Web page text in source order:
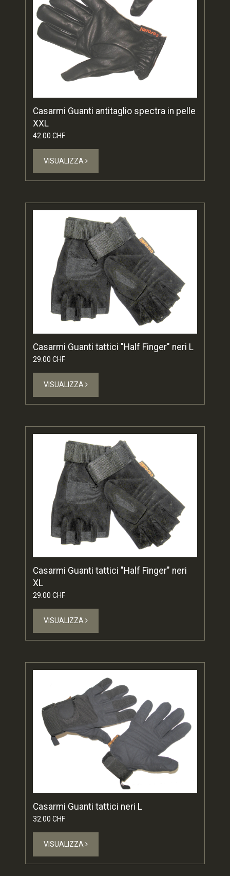
Casarmi Guanti antitaglio spectra in pelle
XXL
42.00 CHF
VISUALIZZA
Casarmi Guanti tattici "Half Finger" neri L
29.00 CHF
VISUALIZZA
Casarmi Guanti tattici "Half Finger" neri
XL
29.00 CHF
VISUALIZZA
Casarmi Guanti tattici neri L
32.00 CHF
VISUALIZZA